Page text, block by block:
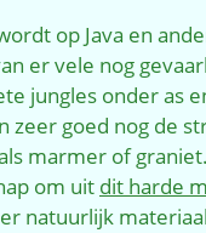
op Java en
er vele nog
jungles onder as
zeer goed nog de
marmer of
om uit dit harde
natuurlijk